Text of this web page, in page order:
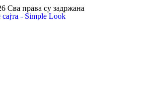
права су задржана
- Simple Look